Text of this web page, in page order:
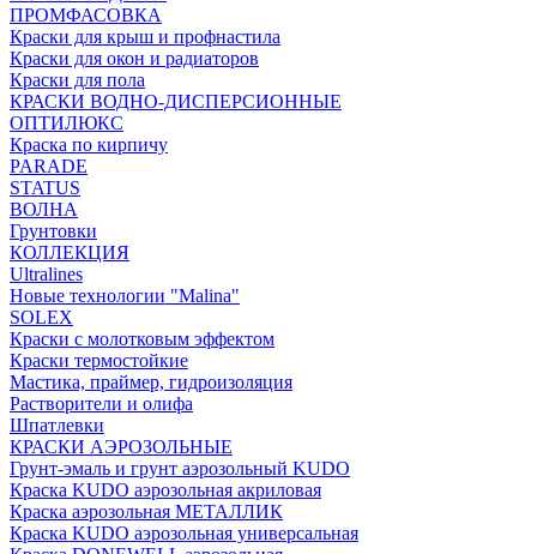
ПРОМФАСОВКА
Краски для крыш и профнастила
Краски для окон и радиаторов
Краски для пола
КРАСКИ ВОДНО-ДИСПЕРСИОННЫЕ
ОПТИЛЮКС
Краска по кирпичу
PARADE
STATUS
ВОЛНА
Грунтовки
КОЛЛЕКЦИЯ
Ultralines
Новые технологии "Malina"
SOLEX
Краски с молотковым эффектом
Краски термостойкие
Мастика, праймер, гидроизоляция
Растворители и олифа
Шпатлевки
КРАСКИ АЭРОЗОЛЬНЫЕ
Грунт-эмаль и грунт аэрозольный KUDO
Краска KUDO аэрозольная акриловая
Краска аэрозольная МЕТАЛЛИК
Краска KUDO аэрозольная универсальная